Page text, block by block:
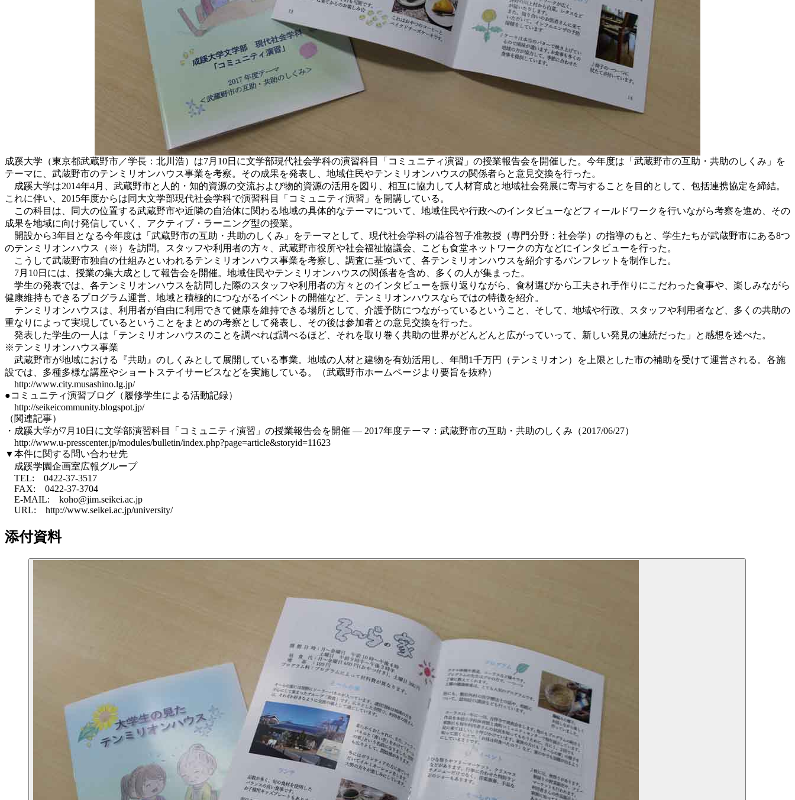
成蹊大学（東京都武蔵野市／学長：北川浩）は7月10日に文学部現代社会学科の演習科目「コミュニティ演習」の授業報告会を開催した。今年度は「武蔵野市の互助・共助のしくみ」を
テーマに、武蔵野市のテンミリオンハウス事業を考察。その成果を発表し、地域住民やテンミリオンハウスの関係者らと意見交換を行った。
成蹊大学は2014年4月、武蔵野市と人的・知的資源の交流および物的資源の活用を図り、相互に協力して人材育成と地域社会発展に寄与することを目的として、包括連携協定を締結。
これに伴い、2015年度からは同大文学部現代社会学科で演習科目「コミュニティ演習」を開講している。
この科目は、同大の位置する武蔵野市や近隣の自治体に関わる地域の具体的なテーマについて、地域住民や行政へのインタビューなどフィールドワークを行いながら考察を進め、その
成果を地域に向け発信していく、アクティブ・ラーニング型の授業。
開設から3年目となる今年度は「武蔵野市の互助・共助のしくみ」をテーマとして、現代社会学科の澁谷智子准教授（専門分野：社会学）の指導のもと、学生たちが武蔵野市にある8つ
のテンミリオンハウス（※）を訪問。スタッフや利用者の方々、武蔵野市役所や社会福祉協議会、こども食堂ネットワークの方などにインタビューを行った。
こうして武蔵野市独自の仕組みといわれるテンミリオンハウス事業を考察し、調査に基づいて、各テンミリオンハウスを紹介するパンフレットを制作した。
7月10日には、授業の集大成として報告会を開催。地域住民やテンミリオンハウスの関係者を含め、多くの人が集まった。
学生の発表では、各テンミリオンハウスを訪問した際のスタッフや利用者の方々とのインタビューを振り返りながら、食材選びから工夫され手作りにこだわった食事や、楽しみながら
健康維持もできるプログラム運営、地域と積極的につながるイベントの開催など、テンミリオンハウスならではの特徴を紹介。
テンミリオンハウスは、利用者が自由に利用できて健康を維持できる場所として、介護予防につながっているということ、そして、地域や行政、スタッフや利用者など、多くの共助の
重なりによって実現しているということをまとめの考察として発表し、その後は参加者との意見交換を行った。
発表した学生の一人は「テンミリオンハウスのことを調べれば調べるほど、それを取り巻く共助の世界がどんどんと広がっていって、新しい発見の連続だった」と感想を述べた。
※テンミリオンハウス事業
武蔵野市が地域における『共助』のしくみとして展開している事業。地域の人材と建物を有効活用し、年間1千万円（テンミリオン）を上限とした市の補助を受けて運営される。各施
設では、多種多様な講座やショートステイサービスなどを実施している。（武蔵野市ホームページより要旨を抜粋）
http://www.city.musashino.lg.jp/
●コミュニティ演習ブログ（履修学生による活動記録）
http://seikeicommunity.blogspot.jp/
（関連記事）
・成蹊大学が7月10日に文学部演習科目「コミュニティ演習」の授業報告会を開催 — 2017年度テーマ：武蔵野市の互助・共助のしくみ（2017/06/27）
http://www.u-presscenter.jp/modules/bulletin/index.php?page=article&storyid=11623
▼本件に関する問い合わせ先
成蹊学園企画室広報グループ
TEL: 0422-37-3517
FAX: 0422-37-3704
E-MAIL: koho@jim.seikei.ac.jp
URL: http://www.seikei.ac.jp/university/
添付資料